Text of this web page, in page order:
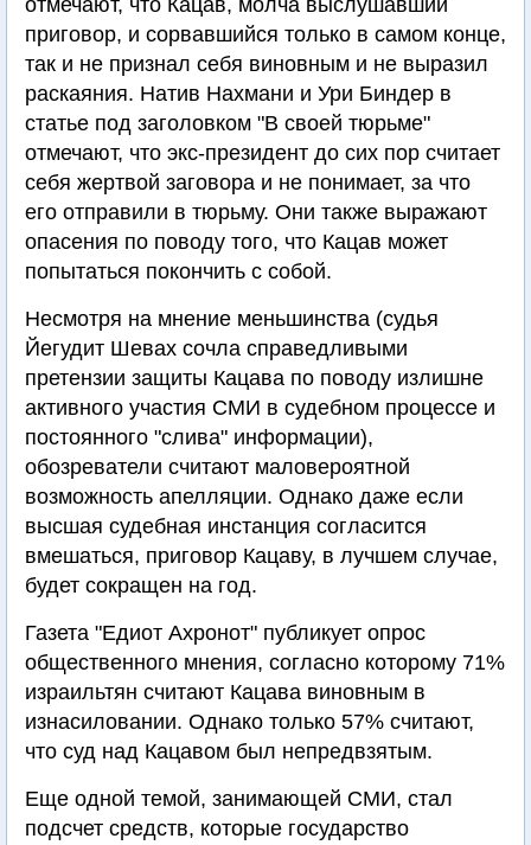
отмечают, что Кацав, молча выслушавший
приговор, и сорвавшийся только в самом конце,
так и не признал себя виновным и не выразил
раскаяния. Натив Нахмани и Ури Биндер в
статье под заголовком "В своей тюрьме"
отмечают, что экс-президент до сих пор считает
себя жертвой заговора и не понимает, за что
его отправили в тюрьму. Они также выражают
опасения по поводу того, что Кацав может
попытаться покончить с собой.
Несмотря на мнение меньшинства (судья
Йегудит Шевах сочла справедливыми
претензии защиты Кацава по поводу излишне
активного участия СМИ в судебном процессе и
постоянного "слива" информации),
обозреватели считают маловероятной
возможность апелляции. Однако даже если
высшая судебная инстанция согласится
вмешаться, приговор Кацаву, в лучшем случае,
будет сокращен на год.
Газета "Едиот Ахронот" публикует опрос
общественного мнения, согласно которому 71%
израильтян считают Кацава виновным в
изнасиловании. Однако только 57% считают,
что суд над Кацавом был непредвзятым.
Еще одной темой, занимающей СМИ, стал
подсчет средств, которые государство